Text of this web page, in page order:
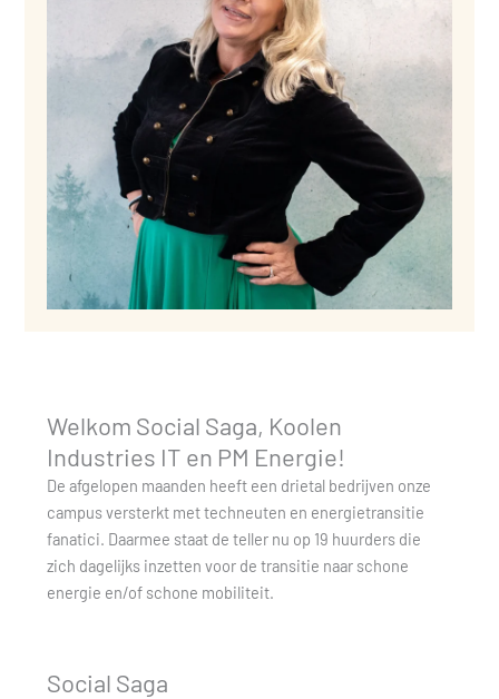
Welkom Social Saga, Koolen
Industries IT en PM Energie!
De afgelopen maanden heeft een drietal bedrijven onze
campus versterkt met techneuten en energietransitie
fanatici. Daarmee staat de teller nu op 19 huurders die
zich dagelijks inzetten voor de transitie naar schone
energie en/of schone mobiliteit.
Social Saga